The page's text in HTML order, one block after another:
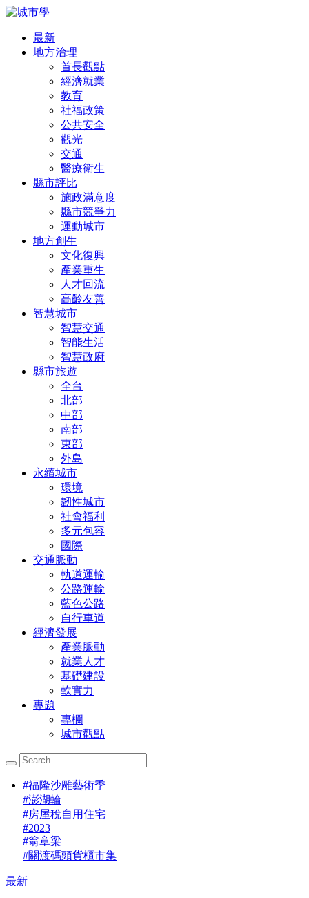
最新
地方治理
首長觀點
經濟就業
教育
社福政策
公共安全
觀光
交通
醫療衛生
縣市評比
施政滿意度
縣市競爭力
運動城市
地方創生
文化復興
產業重生
人才回流
高齡友善
智慧城市
智慧交通
智能生活
智慧政府
縣市旅遊
全台
北部
中部
南部
東部
外島
永續城市
環境
韌性城市
社會福利
多元包容
國際
交通脈動
軌道運輸
公路運輸
藍色公路
自行車道
經濟發展
產業脈動
就業人才
基礎建設
軟實力
專題
專欄
城市觀點
#福隆沙雕藝術季
#澎湖輪
#房屋稅自用住宅
#2023
#翁章梁
#關渡碼頭貨櫃市集
最新